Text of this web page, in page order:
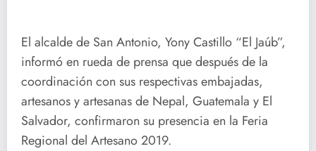
El alcalde de San Antonio, Yony Castillo “El Jaúb”,
informó en rueda de prensa que después de la
coordinación con sus respectivas embajadas,
artesanos y artesanas de Nepal, Guatemala y El
Salvador, confirmaron su presencia en la Feria
Regional del Artesano 2019.